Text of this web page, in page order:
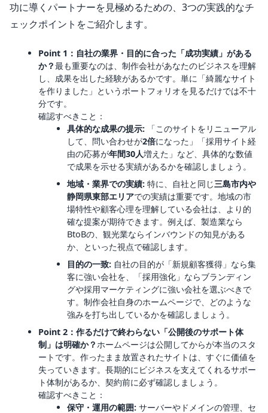
功に導くパートナーを見極めるための、3つの実践的なチ
ェックポイントをご紹介します。
Point 1：自社の業界・目的に合った「成功実績」がある
か？最も重要なのは、制作会社があなたのビジネスを理解
し、成果を出した経験があるかです。単に「綺麗なサイト
を作りました」というポートフォリオを見るだけでは不十
分です。
確認すべきこと：
具体的な成果の提示: 「このサイトをリニューアル
して、問い合わせが2倍になった」「採用サイト経
由の応募が年間30人増えた」など、具体的な数値
で成果を示せる実績があるかを確認しましょう。
地域・業界での実績: 特に、自社と同じ三島市内や
静岡県東部エリアでの実績は重要です。地域の市
場特性や顧客心理を理解している会社は、より的
確な提案が期待できます。例えば、製造業なら
BtoBの、観光業ならインバウンドの知見がある
か、といった視点で確認します。
目的の一致: 自社の目的が「新規顧客獲得」なら集
客に強い会社を、「採用強化」ならブランディン
グや採用マーケティングに強い会社を選ぶべきで
す。制作会社自身のホームページで、どのような
強みを打ち出しているかを確認しましょう。
Point 2：作るだけで終わらない「公開後のサポート体
制」は明確か？ホームページは公開してからが本当のスタ
ートです。作ったまま放置されたサイトは、すぐに価値を
失っていきます。長期的にビジネスを支えてくれるサポー
ト体制があるか、契約前に必ず確認しましょう。
確認すべきこと：
保守・運用の範囲: サーバーやドメインの管理、セ